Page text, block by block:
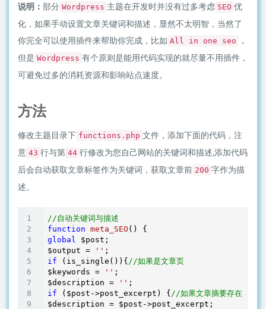
说明： 部分 Wordpress 主题在开发时并没有过多考虑 SEO 优
化，如果手动设置文章关键词和描述，显然不太明智，当然了
你完全可以使用插件来帮助你完成，比如 All in one seo
，
但是 Wordpress 有个原则是能用代码实现的就尽量不用插件，
可避免过多的消耗资源和影响站点速度。
方法
修改主题目录下 functions.php 文件，添加下面的代码，注
意 43 行与第 44 行修改为您自己网站的关键词和描述,添加代码
后会自动获取文章标签作为关键词，获取文章前 200 字作为描
述。
//自动关键词与描述
function meta_SEO ()
global $post;
$output =
''
if (is_single()){ //如果是文章页
$keywords =
'' ;
$description =
''
if ($post->post_excerpt) { //如果文章摘要存在就以
$description = $post->post_excerpt;